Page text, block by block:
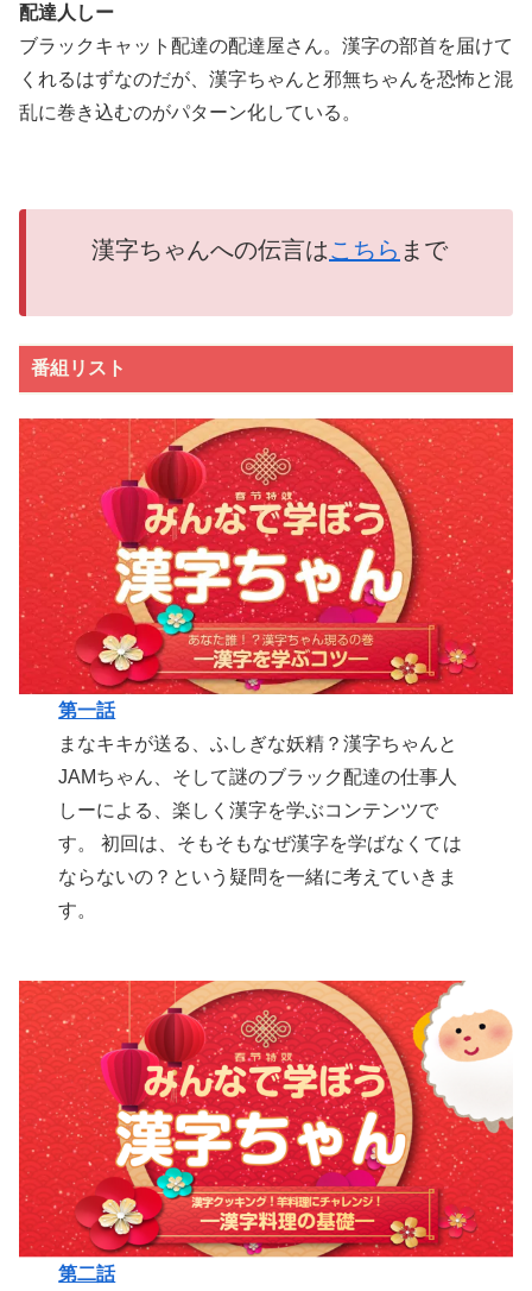
配達人しー
ブラックキャット配達の配達屋さん。漢字の部首を届けて
くれるはずなのだが、漢字ちゃんと邪無ちゃんを恐怖と混
乱に巻き込むのがパターン化している。
漢字ちゃんへの伝言はこちら まで
番組リスト
第一話
まなキキが送る、ふしぎな妖精？漢字ちゃんと
JAMちゃん、そして謎のブラック配達の仕事人
しーによる、楽しく漢字を学ぶコンテンツで
す。 初回は、そもそもなぜ漢字を学ばなくては
ならないの？という疑問を一緒に考えていきま
す。
第二話